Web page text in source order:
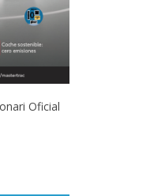
Oficial